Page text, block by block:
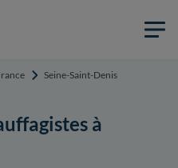
Seine-Saint-Denis
à